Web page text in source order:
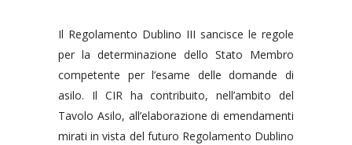
Il Regolamento Dublino III sancisce le regole
per la determinazione dello Stato Membro
competente per l’esame delle domande di
asilo. Il CIR ha contribuito, nell’ambito del
Tavolo Asilo, all’elaborazione di emendamenti
mirati in vista del futuro Regolamento Dublino